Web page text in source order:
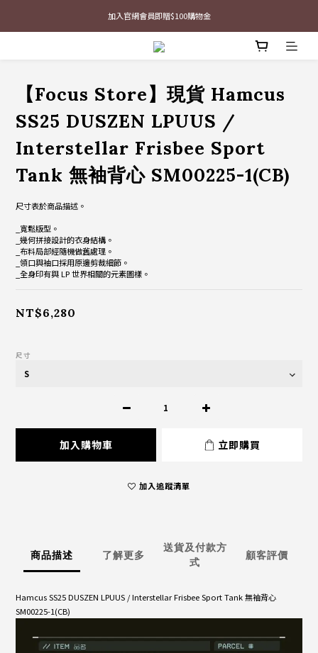
最新三方聯名倒鉤，火熱預購接單中🔥
加入官網會員即贈$100購物金
最新三方聯名倒鉤，火熱預購接單中🔥
【Focus Store】現貨 Hamcus
SS25 DUSZEN LPUUS /
Interstellar Frisbee Sport
Tank 無袖背心 SM00225-1(CB)
尺寸表於商品描述。
_寬鬆版型。
_幾何拼接設計的衣身結構。
_布料局部經隨機做舊處理。
_領口與袖口採用原邊剪裁細節。
_全身印有與 LP 世界相關的元素圖樣。
NT$6,280
尺寸
加入購物車 立即購買
加入追蹤清單
商品描述 了解更多
送貨及付款方
式
顧客評價
Hamcus SS25 DUSZEN LPUUS / Interstellar Frisbee Sport Tank 無袖背心
SM00225-1(CB)